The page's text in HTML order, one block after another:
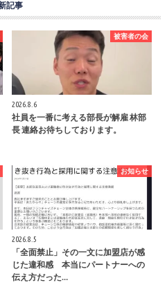
記事
被害者の会
2026.8.6
社員を一番に考える部長が解雇 林部
長 連絡お待ちしております。
お知らせ
2026.8.5
「全面禁止」その一文に加盟店が感
じた違和感 本当にパートナーへの
伝え方だった…